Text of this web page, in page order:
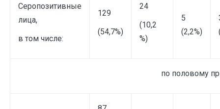
Серопозитивные
лица,
в том числе:
129
(54,7%)
24
(10,2
%)
5
(2,2%)
по половому